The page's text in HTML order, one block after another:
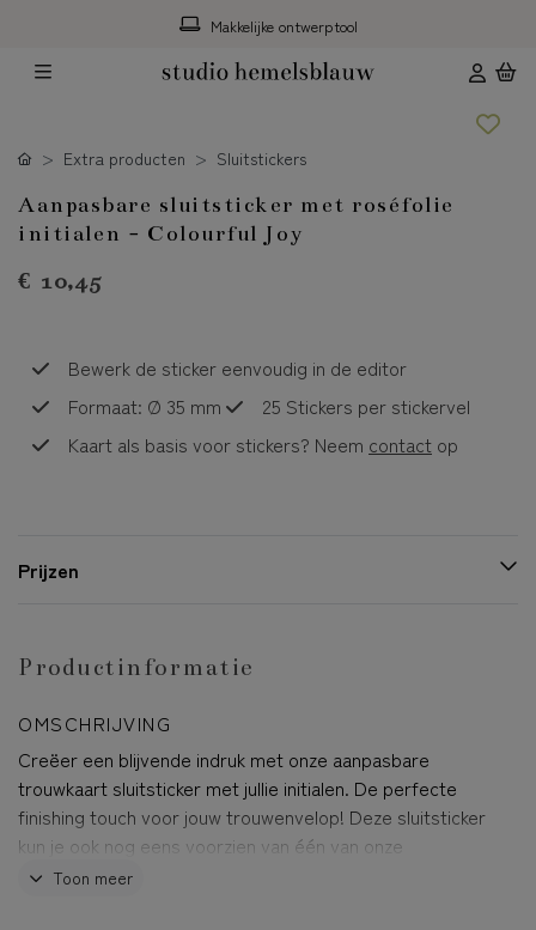
Makkelijke ontwerptool
Extra producten Sluitstickers
Aanpasbare sluitsticker met roséfolie
initialen - Colourful Joy
€ 10,45
Bewerk de sticker eenvoudig in de editor
Formaat: Ø 35 mm
25 Stickers per stickervel
Kaart als basis voor stickers? Neem contact op
Prijzen
Productinformatie
OMSCHRIJVING
Creëer een blijvende indruk met onze aanpasbare
trouwkaart sluitsticker met jullie initialen. De perfecte
finishing touch voor jouw trouwenvelop! Deze sluitsticker
kun je ook nog eens voorzien van één van onze
glimmende folies, waardoor de letters er echt uitknallen!
Toon meer